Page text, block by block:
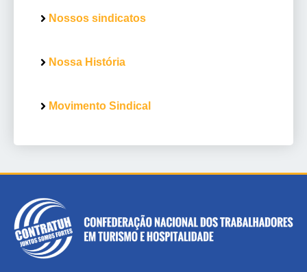
Nossos sindicatos
Nossa História
Movimento Sindical